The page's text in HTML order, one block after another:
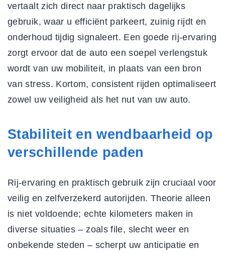
vertaalt zich direct naar praktisch dagelijks
gebruik, waar u efficiënt parkeert, zuinig rijdt en
onderhoud tijdig signaleert. Een goede rij-ervaring
zorgt ervoor dat de auto een soepel verlengstuk
wordt van uw mobiliteit, in plaats van een bron
van stress. Kortom, consistent rijden optimaliseert
zowel uw veiligheid als het nut van uw auto.
Stabiliteit en wendbaarheid op
verschillende paden
Rij-ervaring en praktisch gebruik zijn cruciaal voor
veilig en zelfverzekerd autorijden. Theorie alleen
is niet voldoende; echte kilometers maken in
diverse situaties – zoals file, slecht weer en
onbekende steden – scherpt uw anticipatie en